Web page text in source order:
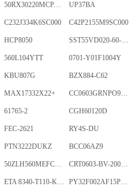
50RX30220MCPA10X20 UP37BA
C232J334K6SC000 C42P2155M9SC000
HCP8050 SST55VD020-60-C-TQWE
560L104YTT 0701-Y01F1004Y
KBU807G BZX884-C62
MAX17332X22+ CC0603GRNPO9BN400
61765-2 CGH60120D
FEC-2621 RY4S-DU
PTN3222DUKZ BCC06AZ9
50ZLH560MEFCRI12.5X25 CRT0603-BV-2001ELF
ETA 8340-T110-K1F1-ALH0-25A PY32F002AF15P6TU